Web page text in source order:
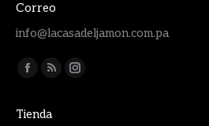
Correo
info@lacasadeljamon.com.pa
Encuéntranos en:
Facebook
opens
Rss
opens
Instagram
Tienda